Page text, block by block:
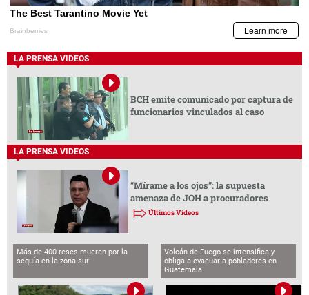
LA PRENSA VIDEOS
BCH emite comunicado por captura de
funcionarios vinculados al caso
LA PRENSA VIDEOS
“Mírame a los ojos”: la supuesta
amenaza de JOH a procuradores
Últimos Videos
Más de 400 reses mueren por la
sequía en la zona sur
Volcán de Fuego se intensifica y
obliga a evacuar a pobladores en
Guatemala